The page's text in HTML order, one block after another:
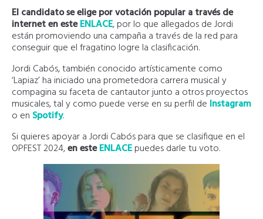
El candidato se elige por votación popular a través de
internet en esteENLACE, por lo que allegados de Jordi
están promoviendo una campaña a través de la red para
conseguir que el fragatino logre la clasificación.
Jordi Cabós, también conocido artísticamente como
‘Lapiaz’ ha iniciado una prometedora carrera musical y
compagina su faceta de cantautor junto a otros proyectos
musicales, tal y como puede verse en su perfil de Instagram
o en Spotify.
Si quieres apoyar a Jordi Cabós para que se clasifique en el
OPFEST 2024,en esteENLACEpuedes darle tu voto.